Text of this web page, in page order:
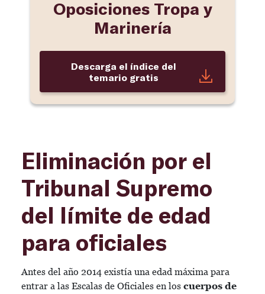
Oposiciones Tropa y
Marinería
Descarga el índice del
temario gratis
Eliminación por el
Tribunal Supremo
del límite de edad
para oficiales
Antes del año 2014 existía una edad máxima para
entrar a las Escalas de Oficiales en los cuerpos de